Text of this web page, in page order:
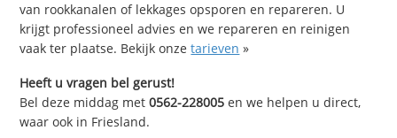
van rookkanalen of lekkages opsporen en repareren. U
krijgt professioneel advies en we repareren en reinigen
vaak ter plaatse. Bekijk onzetarieven »
Heeft u vragen bel gerust!
Bel deze middag met0562-228005 en we helpen u direct,
waar ook in Friesland.